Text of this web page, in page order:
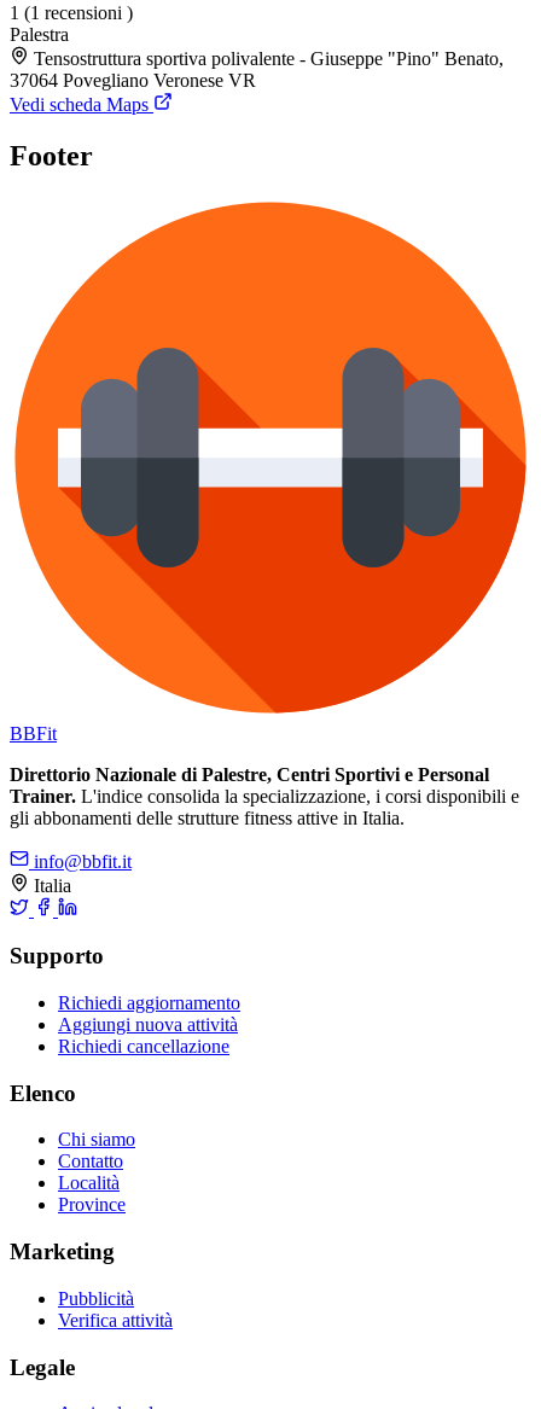
1 (1 recensioni )
Palestra
Tensostruttura sportiva polivalente - Giuseppe "Pino" Benato,
37064 Povegliano Veronese VR
Vedi scheda Maps
Footer
BBFit
Direttorio Nazionale di Palestre, Centri Sportivi e Personal
Trainer. L'indice consolida la specializzazione, i corsi disponibili e
gli abbonamenti delle strutture fitness attive in Italia.
info@bbfit.it
Italia
Supporto
Richiedi aggiornamento
Aggiungi nuova attività
Richiedi cancellazione
Elenco
Chi siamo
Contatto
Località
Province
Marketing
Pubblicità
Verifica attività
Legale